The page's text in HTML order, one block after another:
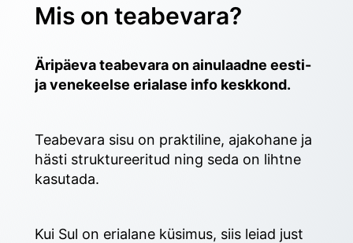
Mis on teabevara?
Äripäeva teabevara on ainulaadne eesti-
ja venekeelse erialase info keskkond.
Teabevara sisu on praktiline, ajakohane ja
hästi struktureeritud ning seda on lihtne
kasutada.
Kui Sul on erialane küsimus, siis leiad just